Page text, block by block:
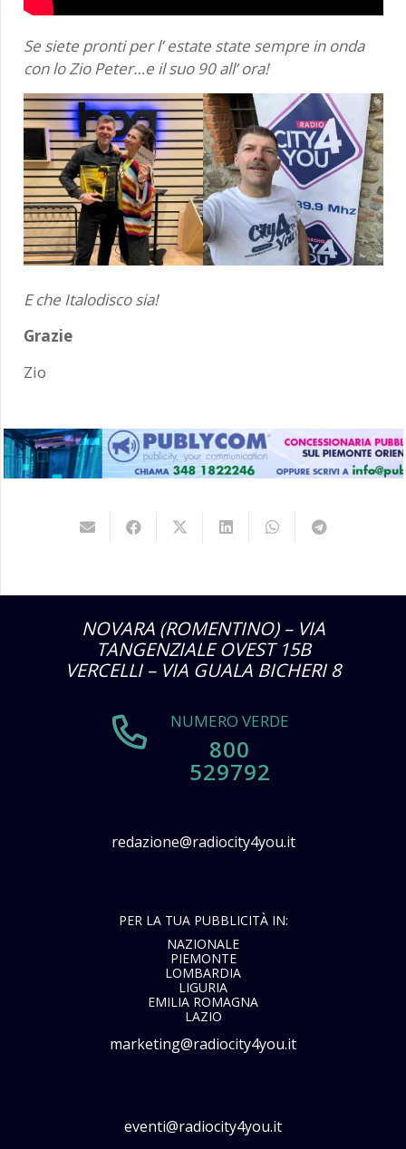
Se siete pronti per l’ estate state sempre in onda
con lo Zio Peter…e il suo 90 all’ ora!
E che Italodisco sia!
Grazie
Zio
NOVARA (ROMENTINO) – VIA
TANGENZIALE OVEST 15B
VERCELLI – VIA GUALA BICHERI 8
NUMERO VERDE
800
529792
redazione@radiocity4you.it
PER LA TUA PUBBLICITÀ IN:
NAZIONALE
PIEMONTE
LOMBARDIA
LIGURIA
EMILIA ROMAGNA
LAZIO
marketing@radiocity4you.it
eventi@radiocity4you.it